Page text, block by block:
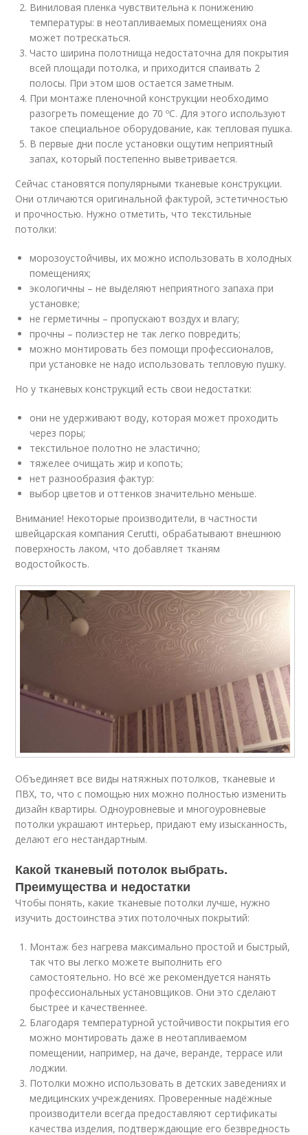
Виниловая пленка чувствительна к понижению
температуры: в неотапливаемых помещениях она
может потрескаться.
Часто ширина полотнища недостаточна для покрытия
всей площади потолка, и приходится спаивать 2
полосы. При этом шов остается заметным.
При монтаже пленочной конструкции необходимо
разогреть помещение до 70 ºС. Для этого используют
такое специальное оборудование, как тепловая пушка.
В первые дни после установки ощутим неприятный
запах, который постепенно выветривается.
Сейчас становятся популярными тканевые конструкции.
Они отличаются оригинальной фактурой, эстетичностью
и прочностью. Нужно отметить, что текстильные
потолки:
морозоустойчивы, их можно использовать в холодных
помещениях;
экологичны – не выделяют неприятного запаха при
установке;
не герметичны – пропускают воздух и влагу;
прочны – полиэстер не так легко повредить;
можно монтировать без помощи профессионалов,
при установке не надо использовать тепловую пушку.
Но у тканевых конструкций есть свои недостатки:
они не удерживают воду, которая может проходить
через поры;
текстильное полотно не эластично;
тяжелее очищать жир и копоть;
нет разнообразия фактур:
выбор цветов и оттенков значительно меньше.
Внимание! Некоторые производители, в частности
швейцарская компания Cerutti, обрабатывают внешнюю
поверхность лаком, что добавляет тканям
водостойкость.
Объединяет все виды натяжных потолков, тканевые и
ПВХ, то, что с помощью них можно полностью изменить
дизайн квартиры. Одноуровневые и многоуровневые
потолки украшают интерьер, придают ему изысканность,
делают его нестандартным.
Какой тканевый потолок выбрать.
Преимущества и недостатки
Чтобы понять, какие тканевые потолки лучше, нужно
изучить достоинства этих потолочных покрытий:
Монтаж без нагрева максимально простой и быстрый,
так что вы легко можете выполнить его
самостоятельно. Но всё же рекомендуется нанять
профессиональных установщиков. Они это сделают
быстрее и качественнее.
Благодаря температурной устойчивости покрытия его
можно монтировать даже в неотапливаемом
помещении, например, на даче, веранде, террасе или
лоджии.
Потолки можно использовать в детских заведениях и
медицинских учреждениях. Проверенные надёжные
производители всегда предоставляют сертификаты
качества изделия, подтверждающие его безвредность